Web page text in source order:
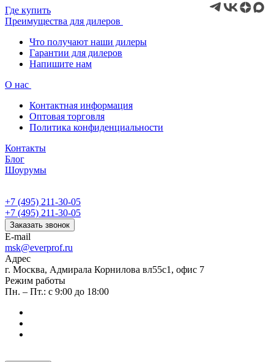
Где купить
Преимущества для дилеров
Что получают наши дилеры
Гарантии для дилеров
Напишите нам
О нас
Контактная информация
Оптовая торговля
Политика конфиденциальности
Контакты
Блог
Шоурумы
+7 (495) 211-30-05
+7 (495) 211-30-05
Заказать звонок
E-mail
msk@everprof.ru
Адрес
г. Москва, Адмирала Корнилова вл55с1, офис 7
Режим работы
Пн. – Пт.: с 9:00 до 18:00